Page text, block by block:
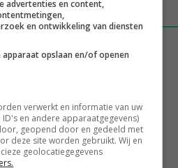
op eendenbedrijf met
in Nijkerk
in Abbega getroffen door
advertenties en content,
en ontwikkeling van diensten
opslaan en/of openen
verwerkt en informatie van uw
en andere apparaatgegevens)
geopend door en gedeeld met
deze site worden gebruikt. Wij en
geolocatiegegevens